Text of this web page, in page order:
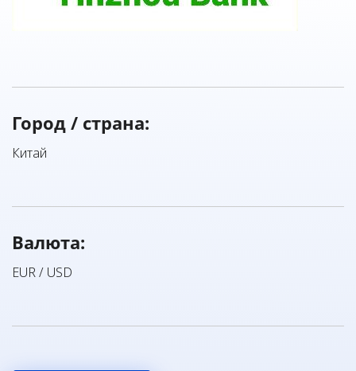
Город / страна:
Китай
Валюта:
EUR / USD